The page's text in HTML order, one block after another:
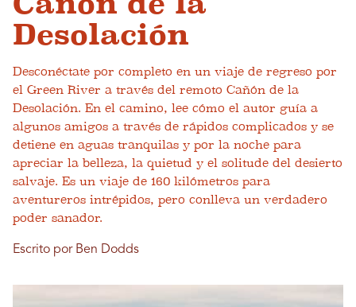
Desolación
Desconéctate por completo en un viaje de regreso por
el Green River a través del remoto Cañón de la
Desolación. En el camino, lee cómo el autor guía a
algunos amigos a través de rápidos complicados y se
detiene en aguas tranquilas y por la noche para
apreciar la belleza, la quietud y el solitude del desierto
salvaje. Es un viaje de 160 kilómetros para
aventureros intrépidos, pero conlleva un verdadero
poder sanador.
Escrito por Ben Dodds